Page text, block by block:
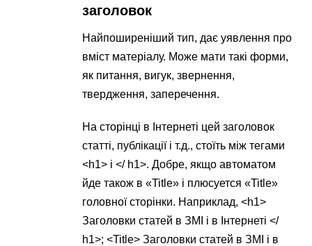
заголовок
Найпоширеніший тип, дає уявлення про
вміст матеріалу. Може мати такі форми,
як питання, вигук, звернення,
твердження, заперечення.
На сторінці в Інтернеті цей заголовок
статті, публікації і т.д., стоїть між тегами
<h1> і </ h1>. Добре, якщо автоматом
йде також в «Title» і плюсуется «Title»
головної сторінки. Наприклад, <h1>
Заголовки статей в ЗМІ і в Інтернеті </
h1>; <Title> Заголовки статей в ЗМІ і в